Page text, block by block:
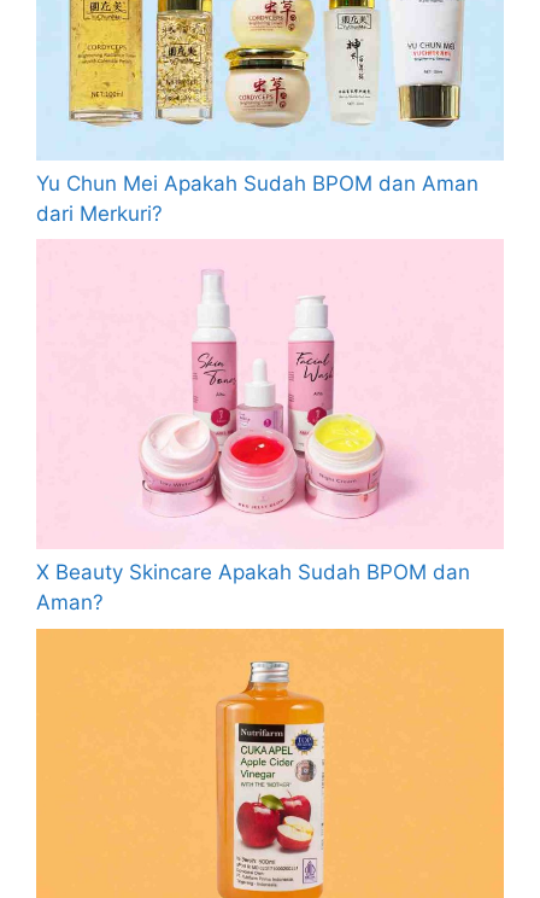
Yu Chun Mei Apakah Sudah BPOM dan Aman
dari Merkuri?
X Beauty Skincare Apakah Sudah BPOM dan
Aman?